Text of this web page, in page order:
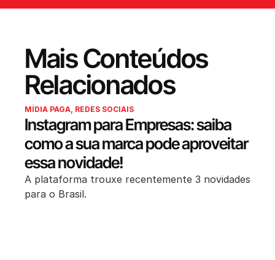
Mais Conteúdos
Relacionados
MÍDIA PAGA, REDES SOCIAIS
Instagram para Empresas: saiba
como a sua marca pode aproveitar
essa novidade!
A plataforma trouxe recentemente 3 novidades
para o Brasil.